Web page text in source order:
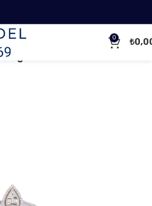
0 ₺
Baget Pırlanta Yüzükler